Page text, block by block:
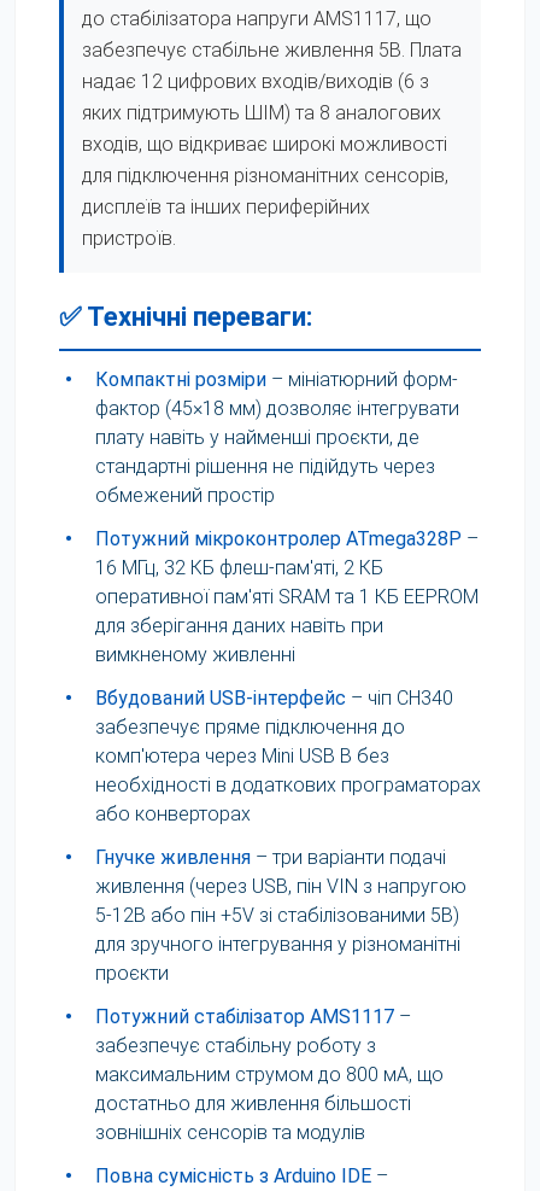
до стабілізатора напруги AMS1117, що
забезпечує стабільне живлення 5В. Плата
надає 12 цифрових входів/виходів (6 з
яких підтримують ШІМ) та 8 аналогових
входів, що відкриває широкі можливості
для підключення різноманітних сенсорів,
дисплеїв та інших периферійних
пристроїв.
✅ Технічні переваги:
• Компактні розміри – мініатюрний форм-
фактор (45×18 мм) дозволяє інтегрувати
плату навіть у найменші проєкти, де
стандартні рішення не підійдуть через
обмежений простір
•
Потужний мікроконтролер ATmega328P –
16 МГц, 32 КБ флеш-пам'яті, 2 КБ
оперативної пам'яті SRAM та 1 КБ EEPROM
для зберігання даних навіть при
вимкненому живленні
•
Вбудований USB-інтерфейс – чіп CH340
забезпечує пряме підключення до
комп'ютера через Mini USB B без
необхідності в додаткових програматорах
або конверторах
•
Гнучке живлення – три варіанти подачі
живлення (через USB, пін VIN з напругою
5-12В або пін +5V зі стабілізованими 5В)
для зручного інтегрування у різноманітні
проєкти
•
Потужний стабілізатор AMS1117 –
забезпечує стабільну роботу з
максимальним струмом до 800 мА, що
достатньо для живлення більшості
зовнішніх сенсорів та модулів
•
Повна сумісність з Arduino IDE –